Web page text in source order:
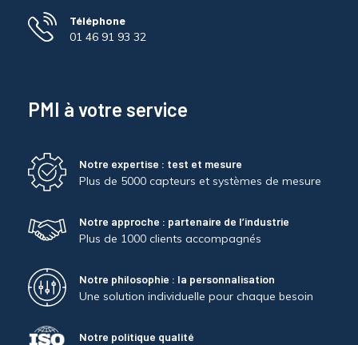
Téléphone
01 46 91 93 32
PMI à votre service
Notre expertise : test et mesure
Plus de 5000 capteurs et systèmes de mesure
Notre approche : partenaire de l’industrie
Plus de 1000 clients accompagnés
Notre philosophie : la personnalisation
Une solution individuelle pour chaque besoin
Notre politique qualité